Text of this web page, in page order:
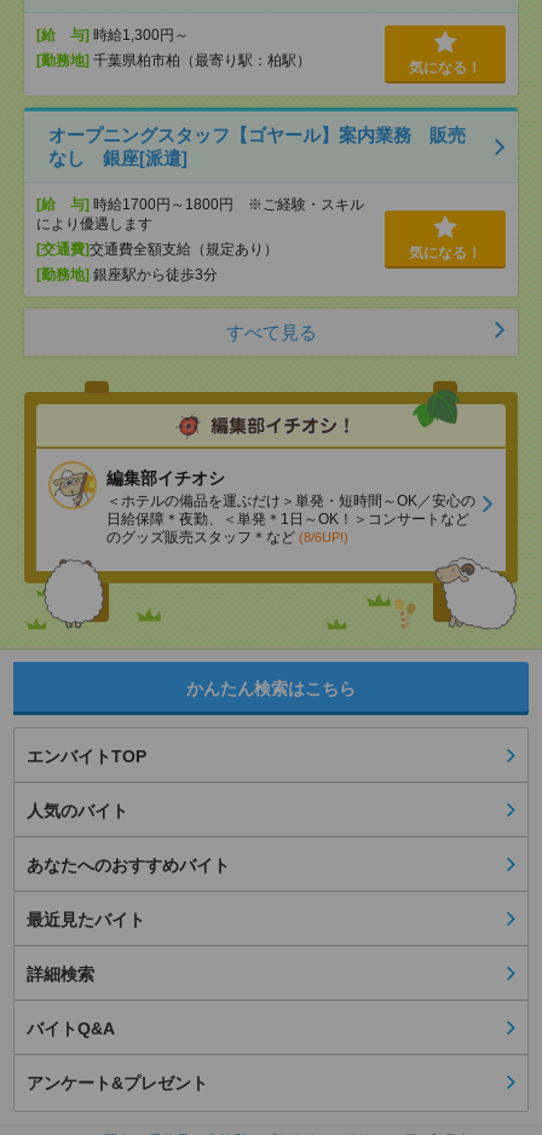
[給 与] 時給1,300円～
[勤務地] 千葉県柏市柏（最寄り駅：柏駅） 気になる！
オープニングスタッフ【ゴヤール】案内業務 販売
なし 銀座[派遣]
[給 与] 時給1700円～1800円 ※ご経験・スキル
により優遇します
[交通費]交通費全額支給（規定あり）
[勤務地] 銀座駅から徒歩3分
気になる！
すべて見る
編集部イチオシ
＜ホテルの備品を運ぶだけ＞単発・短時間～OK／安心の
日給保障＊夜勤、＜単発＊1日～OK！＞コンサートなど
のグッズ販売スタッフ＊など (8/6UP!)
かんたん検索はこちら
エンバイトTOP
人気のバイト
あなたへのおすすめバイト
最近見たバイト
詳細検索
バイトQ&A
アンケート&プレゼント